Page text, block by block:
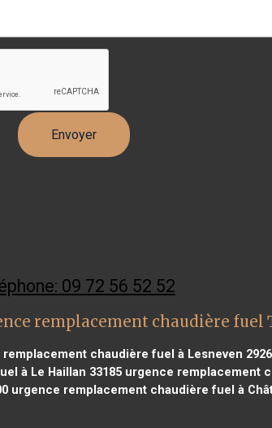
09 72 56 52 52
remplacement chaudière fuel
chaudière fuel à Lesneven
à Le Haillan 33185 urgence remplacement
urgence remplacement chaudière fuel à